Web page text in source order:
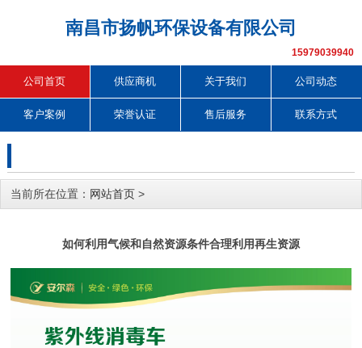
南昌市扬帆环保设备有限公司
15979039940
公司首页 供应商机 关于我们 公司动态
客户案例 荣誉认证 售后服务 联系方式
当前所在位置： 网站首页 >
如何利用气候和自然资源条件合理利用再生资源